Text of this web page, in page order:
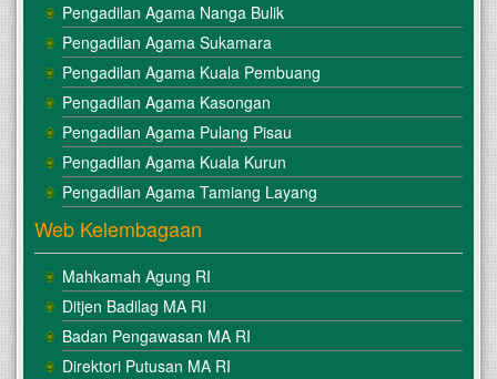
Pengadilan Agama Nanga Bulik
Pengadilan Agama Sukamara
Pengadilan Agama Kuala Pembuang
Pengadilan Agama Kasongan
Pengadilan Agama Pulang Pisau
Pengadilan Agama Kuala Kurun
Pengadilan Agama Tamiang Layang
Web Kelembagaan
Mahkamah Agung RI
Ditjen Badilag MA RI
Badan Pengawasan MA RI
Direktori Putusan MA RI